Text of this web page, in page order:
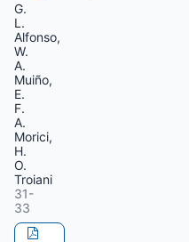
G.
L.
Alfonso,
W.
A.
Muiño,
E.
F.
A.
Morici,
H.
O.
Troiani
31-
33